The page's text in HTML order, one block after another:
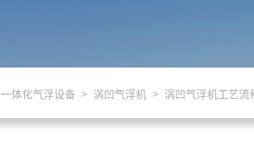
一体化气浮设备 > 涡凹气浮机 > 涡凹气浮机工艺流